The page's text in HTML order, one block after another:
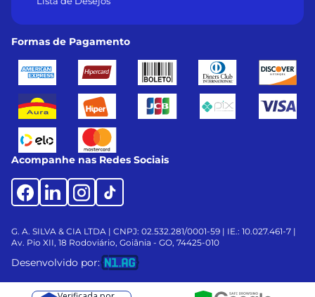
Formas de Pagamento
Acompanhe nas Redes Sociais
G. A. SILVA & CIA LTDA | CNPJ: 02.532.281/0001-59 | IE.: 10.027.461-7 |
Av. Pio XII, 18 Rodoviário, Goiânia - GO, 74425-010
Desenvolvido por: